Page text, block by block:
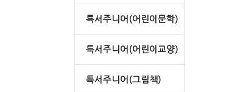
특서주니어(어린이문학)
특서주니어(어린이교양)
특서주니어(그림책)